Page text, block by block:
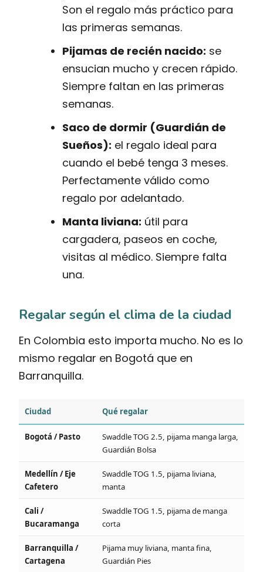
Son el regalo más práctico para
las primeras semanas.
Pijamas de recién nacido: se
ensucian mucho y crecen rápido.
Siempre faltan en las primeras
semanas.
Saco de dormir (Guardián de
Sueños): el regalo ideal para
cuando el bebé tenga 3 meses.
Perfectamente válido como
regalo por adelantado.
Manta liviana: útil para
cargadera, paseos en coche,
visitas al médico. Siempre falta
una.
Regalar según el clima de la ciudad
En Colombia esto importa mucho. No es lo
mismo regalar en Bogotá que en
Barranquilla.
Ciudad Qué regalar
Bogotá / Pasto
Swaddle TOG 2.5, pijama manga larga,
Guardián Bolsa
Medellín / Eje
Cafetero
Swaddle TOG 1.5, pijama liviana,
manta
Cali /
Bucaramanga
Swaddle TOG 1.5, pijama de manga
corta
Barranquilla /
Cartagena
Pijama muy liviana, manta fina,
Guardián Pies